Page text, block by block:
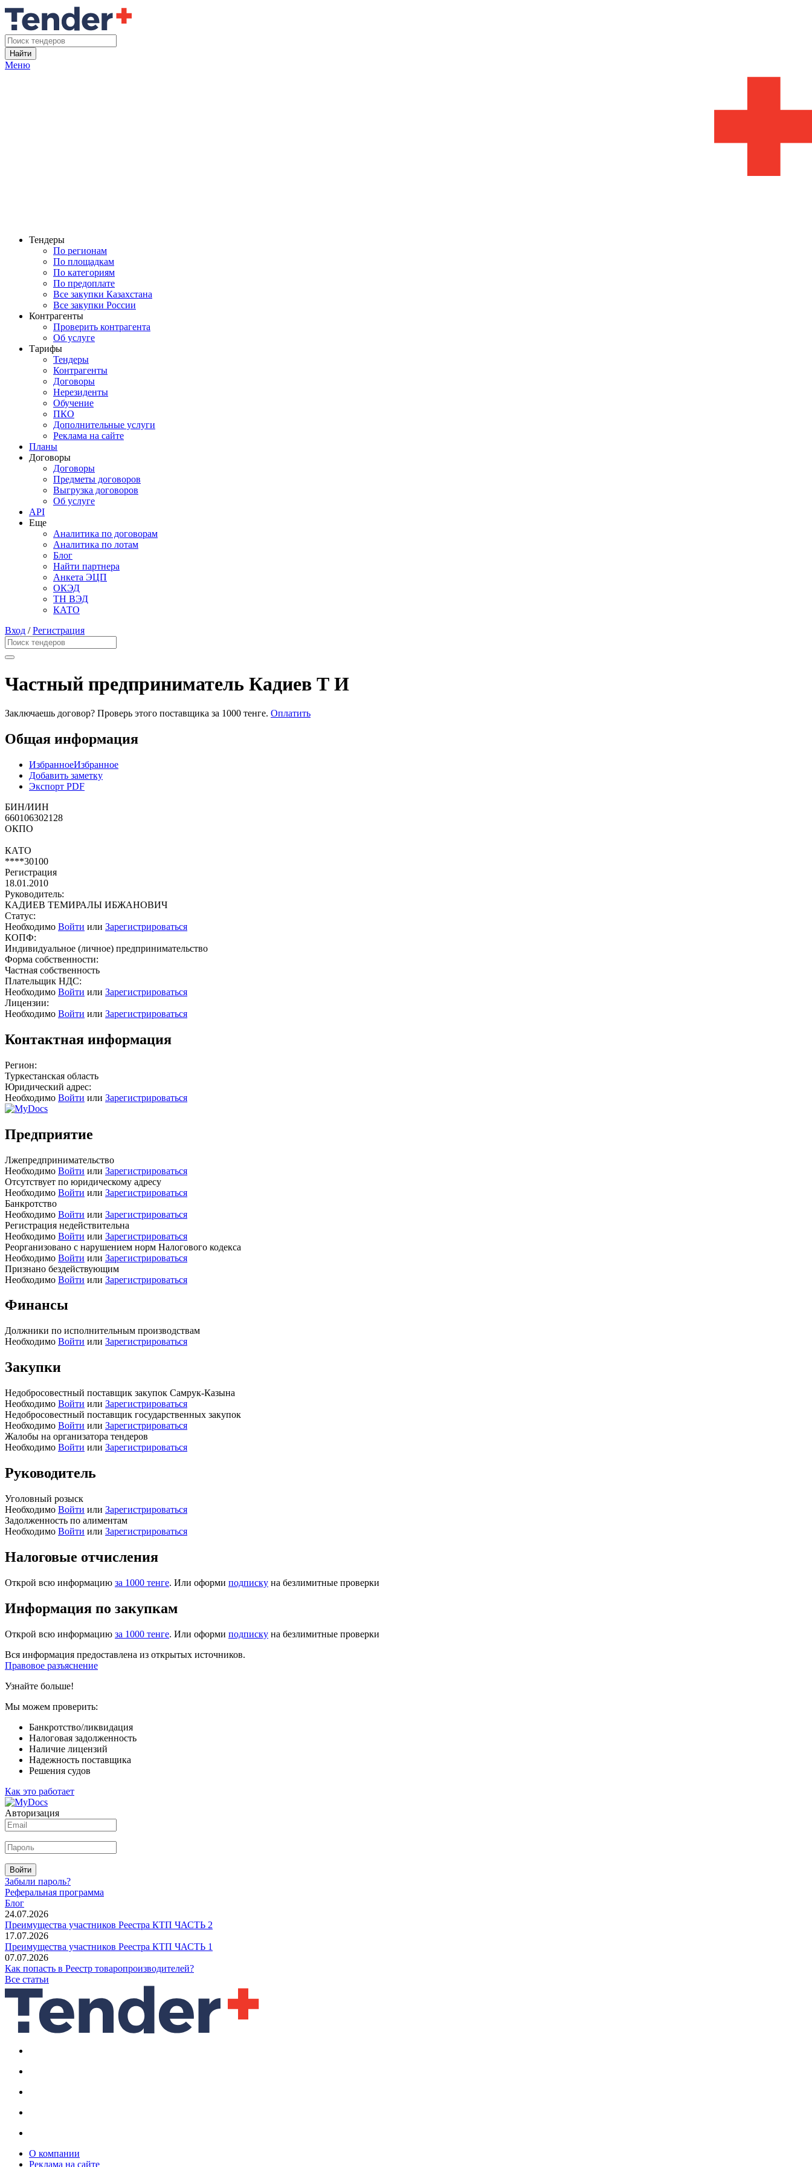
Найти
Меню
Тендеры
По регионам
По площадкам
По категориям
По предоплате
Все закупки Казахстана
Все закупки России
Контрагенты
Проверить контрагента
Об услуге
Тарифы
Тендеры
Контрагенты
Договоры
Нерезиденты
Обучение
ПКО
Дополнительные услуги
Реклама на сайте
Планы
Договоры
Договоры
Предметы договоров
Выгрузка договоров
Об услуге
API
Еще
Аналитика по договорам
Аналитика по лотам
Блог
Найти партнера
Анкета ЭЦП
ОКЭД
ТН ВЭД
КАТО
Вход /Регистрация
Частный предприниматель Кадиев Т И
Заключаешь договор? Проверь этого поставщика за 1000 тенге. Оплатить
Общая информация
ИзбранноеИзбранное
Добавить заметку
Экспорт PDF
БИН/ИИН
660106302128
ОКПО
КАТО
****30100
Регистрация
18.01.2010
Руководитель:
КАДИЕВ ТЕМИРАЛЫ ИБЖАНОВИЧ
Статус:
Необходимо Войти или Зарегистрироваться
КОПФ:
Индивидуальное (личное) предпринимательство
Форма собственности:
Частная собственность
Плательщик НДС:
Необходимо Войти или Зарегистрироваться
Лицензии:
Необходимо Войти или Зарегистрироваться
Контактная информация
Регион:
Туркестанская область
Юридический адрес:
Необходимо Войти или Зарегистрироваться
Предприятие
Лжепредпринимательство
Необходимо Войти или Зарегистрироваться
Отсутствует по юридическому адресу
Необходимо Войти или Зарегистрироваться
Банкротство
Необходимо Войти или Зарегистрироваться
Регистрация недействительна
Необходимо Войти или Зарегистрироваться
Реорганизовано с нарушением норм Налогового кодекса
Необходимо Войти или Зарегистрироваться
Признано бездействующим
Необходимо Войти или Зарегистрироваться
Финансы
Должники по исполнительным производствам
Необходимо Войти или Зарегистрироваться
Закупки
Недобросовестный поставщик закупок Самрук-Казына
Необходимо Войти или Зарегистрироваться
Недобросовестный поставщик государственных закупок
Необходимо Войти или Зарегистрироваться
Жалобы на организатора тендеров
Необходимо Войти или Зарегистрироваться
Руководитель
Уголовный розыск
Необходимо Войти или Зарегистрироваться
Задолженность по алиментам
Необходимо Войти или Зарегистрироваться
Налоговые отчисления
Открой всю информацию за 1000 тенге. Или оформи подписку на безлимитные проверки
Информация по закупкам
Открой всю информацию за 1000 тенге. Или оформи подписку на безлимитные проверки
Вся информация предоставлена из открытых источников.
Правовое разъяснение
Узнайте больше!
Мы можем проверить:
Банкротство/ликвидация
Налоговая задолженность
Наличие лицензий
Надежность поставщика
Решения судов
Как это работает
Авторизация
Войти
Забыли пароль?
Реферальная программа
Блог
24.07.2026
Преимущества участников Реестра КТП ЧАСТЬ 2
17.07.2026
Преимущества участников Реестра КТП ЧАСТЬ 1
07.07.2026
Как попасть в Реестр товаропроизводителей?
Все статьи
О компании
Реклама на сайте